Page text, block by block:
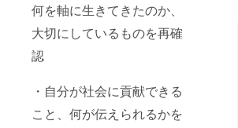
何を軸に生きてきたのか、
大切にしているものを再確
認
・自分が社会に貢献できる
こと、何が伝えられるかを